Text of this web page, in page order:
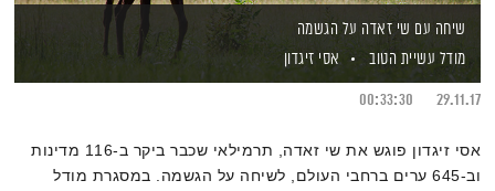
שיחה עם שי זאדה על הגשמה
מודל עשיית הטוב
אסי זיגדון
29.11.17
00:33:30
אסי זיגדון פוגש את שי זאדה, תרמילאי שכבר ביקר ב-116 מדינות
וב-645 ערים ברחבי העולם, לשיחה על הגשמה. במסגרת מודל